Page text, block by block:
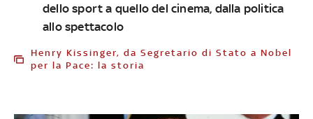
dello sport a quello del cinema, dalla politica
allo spettacolo
Henry Kissinger, da Segretario di Stato a Nobel
per la Pace: la storia